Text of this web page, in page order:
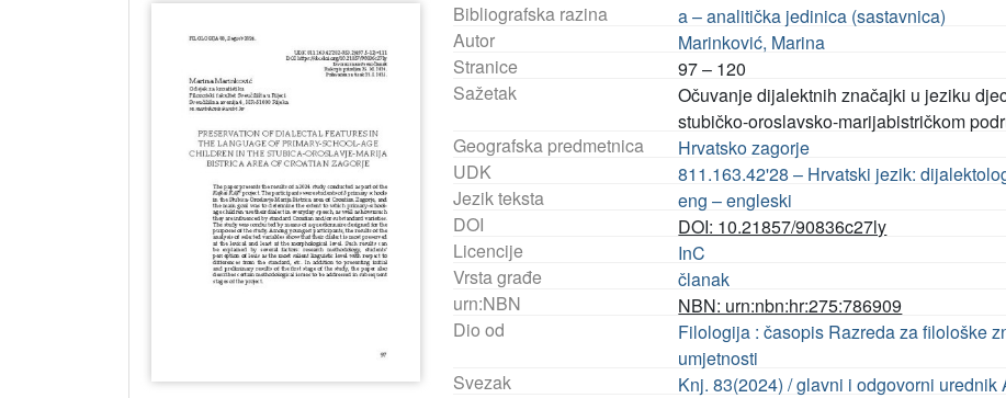
Bibliografska razina
a – analitička jedinica (sastavnica)
Autor
Marinković, Marina
Stranice
97 – 120
Sažetak
Očuvanje dijalektnih značajki u jeziku
stubičko-oroslavsko-marijabistričkom
Geografska predmetnica
Hrvatsko zagorje
UDK
811.163.42'28 – Hrvatski jezik:
Jezik teksta
eng – engleski
DOI
DOI: 10.21857/90836c27ly
Licencije
InC
Vrsta građe
članak
urn:NBN
NBN: urn:nbn:hr:275:786909
Dio od
Filologija : časopis Razreda za filološke
umjetnosti
Svezak
Knj. 83(2024) / glavni i odgovorni urednik